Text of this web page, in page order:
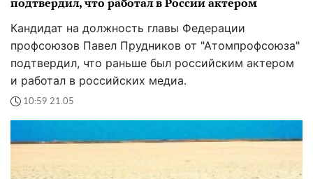
Кандидат на должность главы Федерации
профсоюзов Павел Прудников от "Атомпрофсоюза"
подтвердил, что раньше был российским актером
и работал в российских медиа.
10:59 21.05